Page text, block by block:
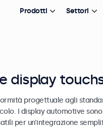
display
progettuale agli
I display automotive
per un’integrazione
Prodotti Settori